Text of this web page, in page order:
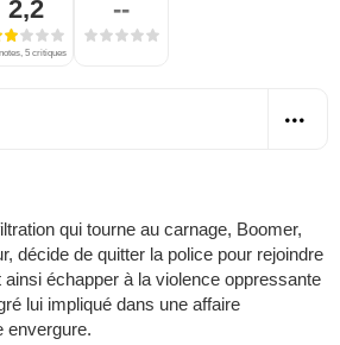
2,2
5 critiques
--
qui tourne au carnage, Boomer,
décide de quitter la police pour rejoindre
échapper à la violence oppressante
lui impliqué dans une affaire
envergure.